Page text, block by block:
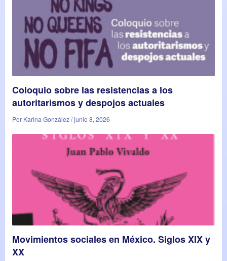
Coloquio sobre las resistencias a los
autoritarismos y despojos actuales
Por Karina González / junio 8, 2026
Movimientos sociales en México. Siglos XIX y
XX